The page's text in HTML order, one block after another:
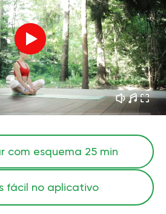
com esquema 25 min
fácil no aplicativo